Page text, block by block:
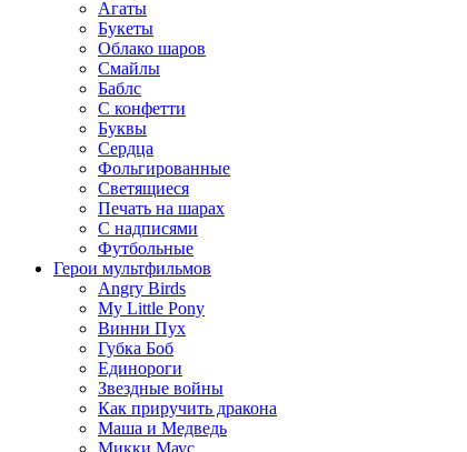
Агаты
Букеты
Облако шаров
Смайлы
Баблс
С конфетти
Буквы
Сердца
Фольгированные
Светящиеся
Печать на шарах
С надписями
Футбольные
Герои мультфильмов
Angry Birds
My Little Pony
Винни Пух
Губка Боб
Единороги
Звездные войны
Как приручить дракона
Маша и Медведь
Микки Маус